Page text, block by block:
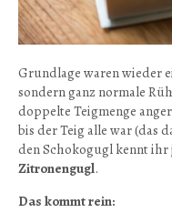
Grundlage waren wieder
sondern ganz normale
doppelte Teigmenge
bis der Teig alle war (das
den Schokogugl kennt
Zitronengugl.
Das kommt rein: